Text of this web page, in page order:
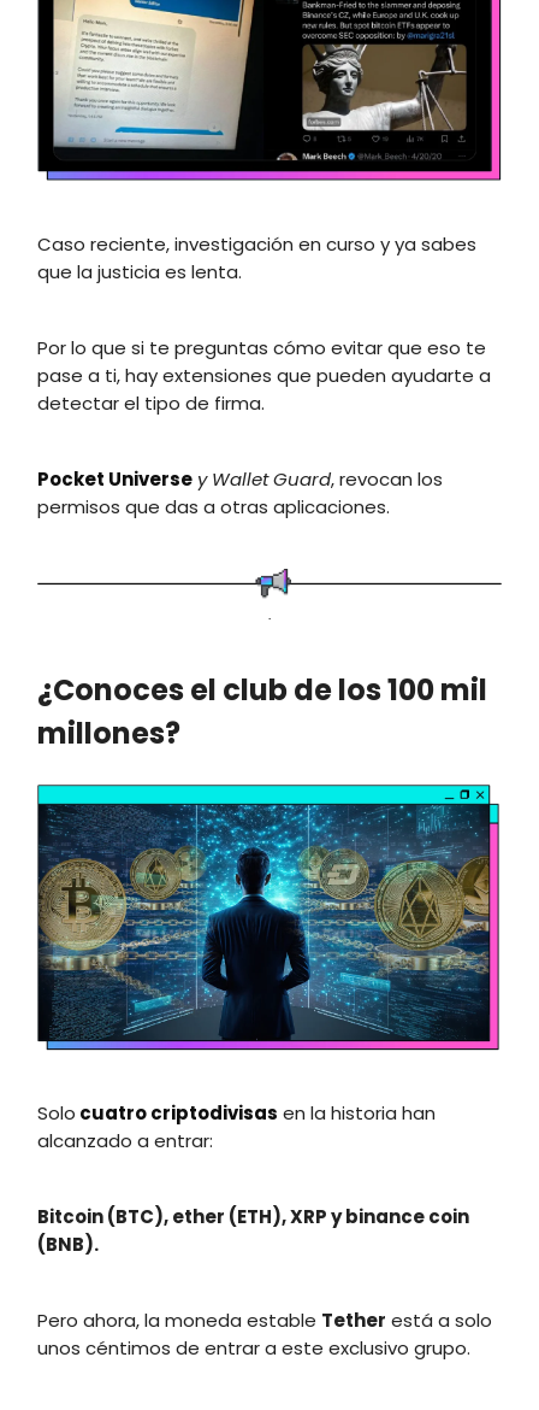
Caso reciente, investigación en curso y ya sabes
que la justicia es lenta.
Por lo que si te preguntas cómo evitar que eso te
pase a ti, hay extensiones que pueden ayudarte a
detectar el tipo de firma.
Pocket Universe y Wallet Guard, revocan los
permisos que das a otras aplicaciones.
¿Conoces el club de los 100 mil
millones?
Solo cuatro criptodivisas en la historia han
alcanzado a entrar:
Bitcoin (BTC), ether (ETH), XRP y binance coin
(BNB).
Pero ahora, la moneda estable Tether está a solo
unos céntimos de entrar a este exclusivo grupo.